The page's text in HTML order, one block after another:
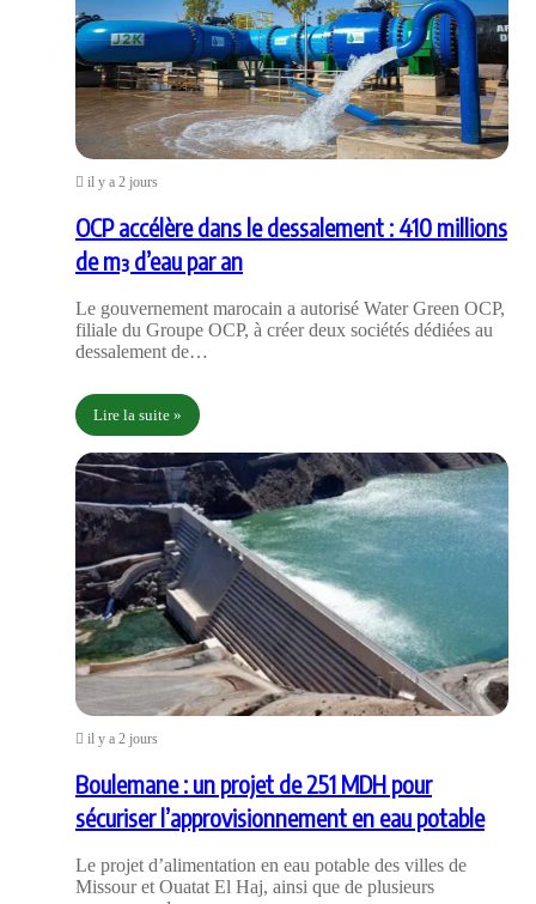
il y a 2 jours
OCP accélère dans le dessalement : 410 millions
de m³ d’eau par an
Le gouvernement marocain a autorisé Water Green OCP,
filiale du Groupe OCP, à créer deux sociétés dédiées au
dessalement de…
Lire la suite »
il y a 2 jours
Boulemane : un projet de 251 MDH pour
sécuriser l’approvisionnement en eau potable
Le projet d’alimentation en eau potable des villes de
Missour et Ouatat El Haj, ainsi que de plusieurs